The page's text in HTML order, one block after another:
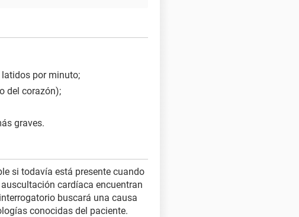
por minuto;
del corazón);
graves.
si todavía está presente cuando
cardíaca encuentran
buscará una causa
conocidas del paciente.